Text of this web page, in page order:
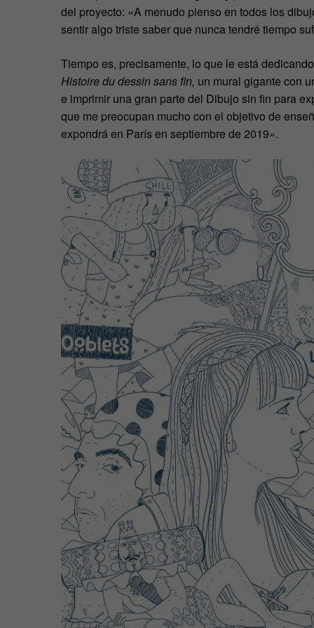
del proyecto: «A menudo pienso en todos los
sentir algo triste saber que nunca tendré tiempo
Tiempo es, precisamente, lo que le está
Histoire du dessin sans fin, un mural gigante con
e imprimir una gran parte del Dibujo sin fin para
que me preocupan mucho con el objetivo de
expondrá en París en septiembre de 2019».